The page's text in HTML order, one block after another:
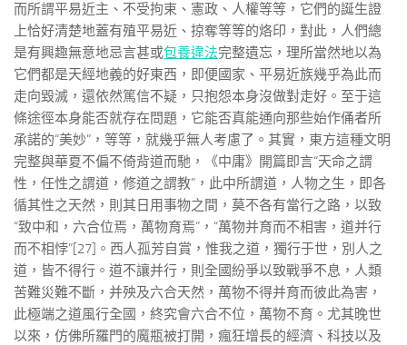
而所謂平易近主、不受拘束、憲政、人權等等，它們的誕生證
上恰好清楚地蓋有殖平易近、掠奪等等的烙印，對此，人們總
是有興趣無意地忌言甚或包養違法完整遺忘，理所當然地以為
它們都是天經地義的好東西，即便國家、平易近族幾乎為此而
走向毀滅，還依然篤信不疑，只抱怨本身沒做對走好。至于這
條途徑本身能否就存在問題，它能否真能通向那些始作俑者所
承諾的“美妙”，等等，就幾乎無人考慮了。其實，東方這種文明
完整與華夏不偏不倚背道而馳，《中庸》開篇即言“天命之謂
性，任性之謂道，修道之謂教”，此中所謂道，人物之生，即各
循其性之天然，則其日用事物之間，莫不各有當行之路，以致
“致中和，六合位焉，萬物育焉”，“萬物并育而不相害，道并行
而不相悖”[27]。西人孤芳自賞，惟我之道，獨行于世，別人之
道，皆不得行。道不讓并行，則全國紛爭以致戰爭不息，人類
苦難災難不斷，并殃及六合天然，萬物不得并育而彼此為害，
此極端之道風行全國，終究會六合不位，萬物不育。尤其晚世
以來，仿佛所羅門的魔瓶被打開，瘋狂增長的經濟、科技以及